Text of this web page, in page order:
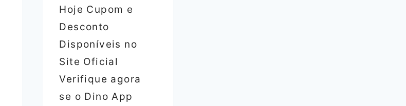
Hoje Cupom e
Desconto
Disponíveis no
Site Oficial
Verifique agora
se o Dino App